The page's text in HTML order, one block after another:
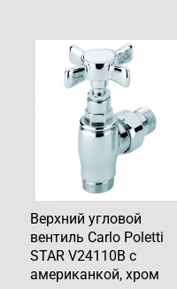
Верхний угловой
вентиль Carlo Poletti
STAR V24110B с
американкой, хром